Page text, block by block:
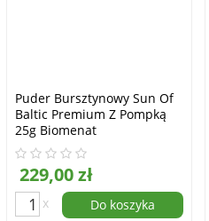
Puder Bursztynowy Sun Of
Baltic Premium Z Pompką
25g Biomenat
229,00 zł
x Do koszyka